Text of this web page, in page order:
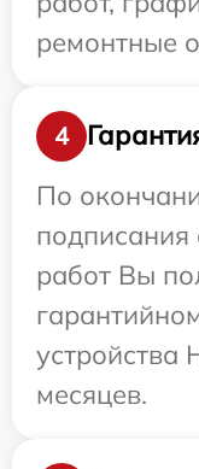
ремонтные
4
По
работ Вы
устройства
месяцев.